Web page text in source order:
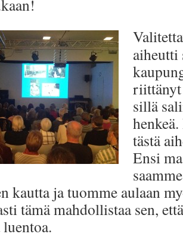
aiheutti
sillä
tästä
Ensi
kautta ja tuomme aulaan
tämä mahdollistaa sen,